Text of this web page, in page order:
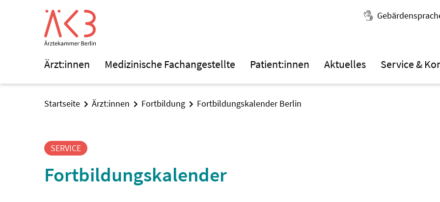
Ärzt:innen Medizinische Fachangestellte Patient:innen Aktuelles Service &
Startseite Ärzt:innen Fortbildung Fortbildungskalender Berlin
SERVICE
Fortbildungskalender